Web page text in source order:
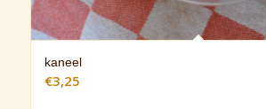
kaneel
€3,25